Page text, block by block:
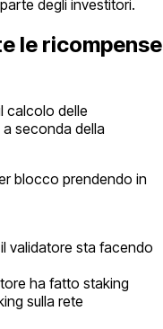
degli investitori.
le ricompense
calcolo delle
seconda della
blocco prendendo in
validatore sta facendo
ha fatto staking
sulla rete